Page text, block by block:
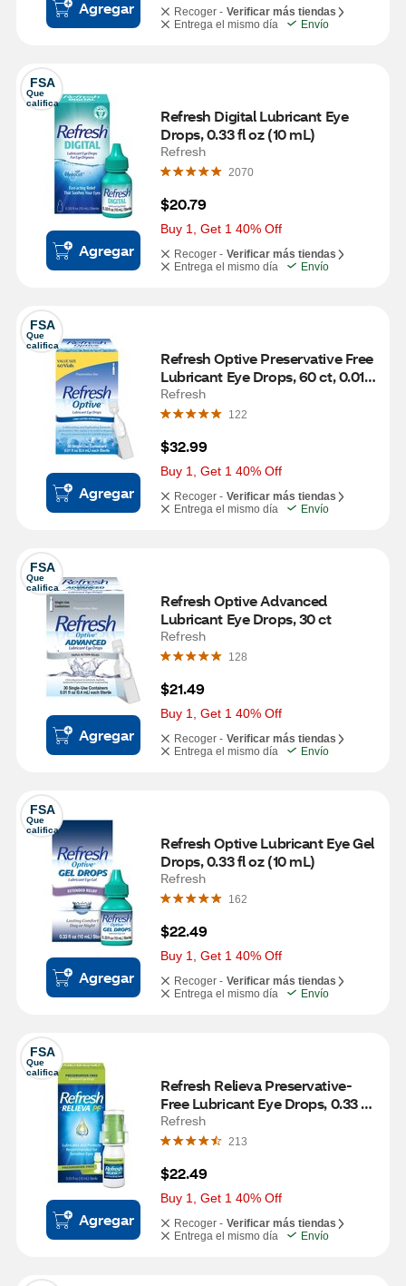
Agregar Recoger - Verificar más tiendas
Entrega el mismo día
Envío
FSA
Que
califica
Agregar
Refresh Digital Lubricant Eye
Drops, 0.33 fl oz (10 mL)
Refresh
2070
$20.79
Buy 1, Get 1 40% Off
Recoger - Verificar más tiendas
Entrega el mismo día
Envío
FSA
Que
califica
Agregar
Refresh Optive Preservative Free
Lubricant Eye Drops, 60 ct, 0.01 fl
oz (0.4 mL)
Refresh
122
$32.99
Buy 1, Get 1 40% Off
Recoger - Verificar más tiendas
Entrega el mismo día
Envío
FSA
Que
califica
Agregar
Refresh Optive Advanced
Lubricant Eye Drops, 30 ct
Refresh
128
$21.49
Buy 1, Get 1 40% Off
Recoger - Verificar más tiendas
Entrega el mismo día
Envío
FSA
Que
califica
Agregar
Refresh Optive Lubricant Eye Gel
Drops, 0.33 fl oz (10 mL)
Refresh
162
$22.49
Buy 1, Get 1 40% Off
Recoger - Verificar más tiendas
Entrega el mismo día
Envío
FSA
Que
califica
Agregar
Refresh Relieva Preservative-
Free Lubricant Eye Drops, 0.33 fl
oz (10mL)
Refresh
213
$22.49
Buy 1, Get 1 40% Off
Recoger - Verificar más tiendas
Entrega el mismo día
Envío